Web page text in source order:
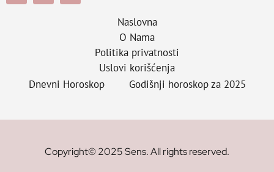
Naslovna
O Nama
Politika privatnosti
Uslovi korišćenja
Dnevni Horoskop
Godišnji horoskop za 2025
Copyright© 2025 Sens. All rights reserved.